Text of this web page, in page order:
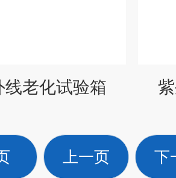
线老化试验箱
上一页 下